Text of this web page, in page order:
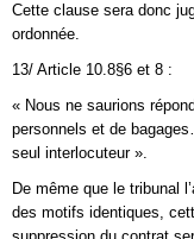
Cette clause sera donc
ordonnée.
13/ Article 10.8§6 et 8 :
« Nous ne saurions
personnels et de
seul interlocuteur ».
De même que le tribunal
des motifs identiques,